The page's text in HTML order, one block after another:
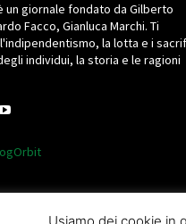
un giornale fondato da Gilberto
Facco, Gianluca Marchi. Ti
la lotta e i
individui, la storia e le ragioni